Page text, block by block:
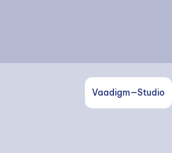
Vaadigm—Studio